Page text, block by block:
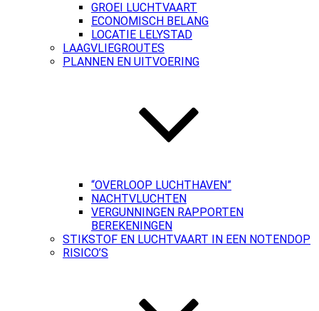
GROEI LUCHTVAART
ECONOMISCH BELANG
LOCATIE LELYSTAD
LAAGVLIEGROUTES
PLANNEN EN UITVOERING
“OVERLOOP LUCHTHAVEN”
NACHTVLUCHTEN
VERGUNNINGEN RAPPORTEN
BEREKENINGEN
STIKSTOF EN LUCHTVAART IN EEN NOTENDOP
RISICO’S